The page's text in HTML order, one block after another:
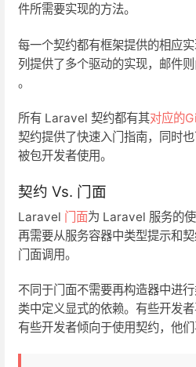
件所需要实现的方法。
每一个契约都有框架提供的相应
列提供了多个驱动的实现，邮件
。
所有 Laravel 契约都有其对应的
契约提供了快速入门指南，同时
被包开发者使用。
契约 Vs. 门面
Laravel 门面为 Laravel 服务的
再需要从服务容器中类型提示和
门面调用。
不同于门面不需要再构造器中进
类中定义显式的依赖。有些开发
有些开发者倾向于使用契约，他们